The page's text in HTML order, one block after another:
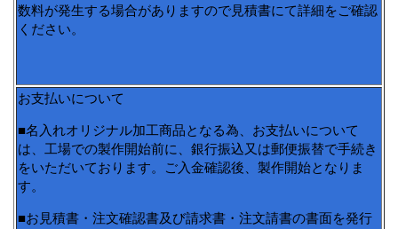
数料が発生する場合がありますので見積書にて詳細をご確認
ください。
お支払いについて
■名入れオリジナル加工商品となる為、お支払いについて
は、工場での製作開始前に、銀行振込又は郵便振替で手続き
をいただいております。ご入金確認後、製作開始となりま
す。
■お見積書・注文確認書及び請求書・注文請書の書面を発行